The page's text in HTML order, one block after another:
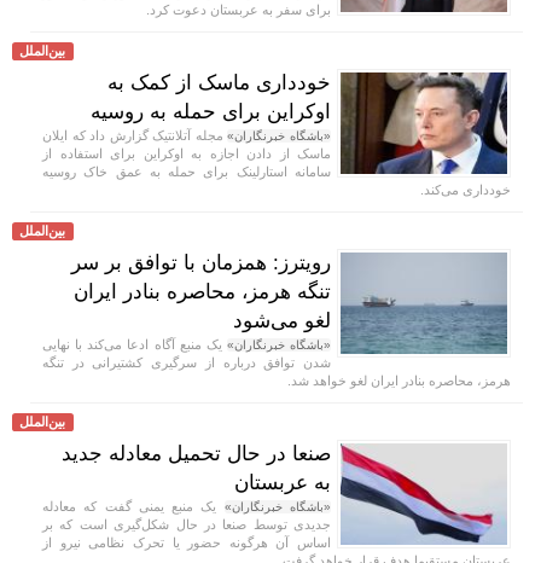
برای سفر به عربستان دعوت کرد.
بین‌الملل
خودداری ماسک از کمک به
اوکراین برای حمله به روسیه
«باشگاه خبرنگاران»مجله آتلانتیک گزارش داد که ایلان
ماسک از دادن اجازه به اوکراین برای استفاده از
سامانه استارلینک برای حمله به عمق خاک روسیه
خودداری می‌کند.
بین‌الملل
رویترز: همزمان با توافق بر سر
تنگه هرمز، محاصره بنادر ایران
لغو می‌شود
«باشگاه خبرنگاران» یک منبع آگاه ادعا می‌کند با نهایی
شدن توافق درباره از سرگیری کشتیرانی در تنگه
هرمز، محاصره بنادر ایران لغو خواهد شد.
بین‌الملل
صنعا در حال تحمیل معادله جدید
به عربستان
«باشگاه خبرنگاران» یک منبع یمنی گفت که معادله
جدیدی توسط صنعا در حال شکل‌گیری است که بر
اساس آن هرگونه حضور یا تحرک نظامی نیرو از